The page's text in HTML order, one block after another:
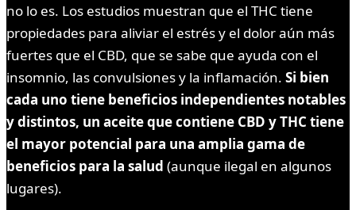
no lo es. Los estudios muestran que el THC tiene
propiedades para aliviar el estrés y el dolor aún más
fuertes que el CBD, que se sabe que ayuda con el
insomnio, las convulsiones y la inflamación. Si bien
cada uno tiene beneficios independientes notables
y distintos, un aceite que contiene CBD y THC tiene
el mayor potencial para una amplia gama de
beneficios para la salud (aunque ilegal en algunos
lugares).